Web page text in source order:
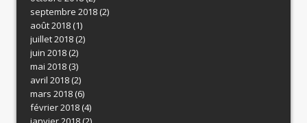
septembre 2018(2)
août 2018(1)
juillet 2018(2)
juin 2018(2)
mai 2018(3)
avril 2018(2)
mars 2018(6)
février 2018(4)